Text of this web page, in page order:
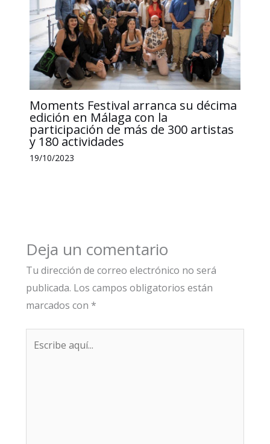
Moments Festival arranca su décima
edición en Málaga con la
participación de más de 300 artistas
y 180 actividades
19/10/2023
Deja un comentario
Tu dirección de correo electrónico no será
publicada. Los campos obligatorios están
marcados con *